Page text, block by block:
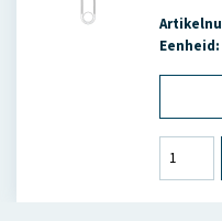
Eenheid: